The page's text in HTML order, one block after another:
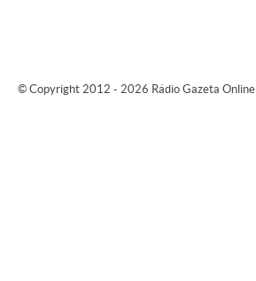
© Copyright 2012 - 2026 Rádio Gazeta Online